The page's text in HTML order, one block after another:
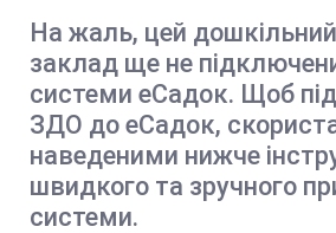
На жаль, цей
заклад ще не
системи еСадок. Щоб
ЗДО до еСадок,
наведеними нижче
швидкого та зручного
системи.